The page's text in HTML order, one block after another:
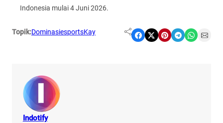
Indonesia mulai 4 Juni 2026.
Topik:DominasiesportsKay Share on Facebook Share on X Share on Pinterest Share on Telegram Share on WhatsApp Share on Email
Indotify